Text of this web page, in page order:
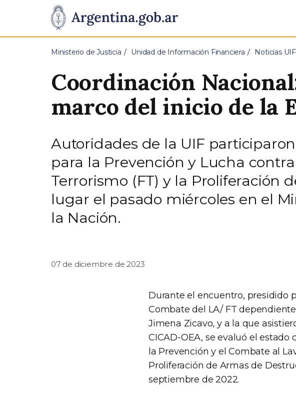
Presidencia
de
Pasar al contenido principal
Ministerio de Justicia Unidad de Información Financiera Noticias
Coordinación
marco del inicio de la
Autoridades de la UIF
para la Prevención y Lucha
Terrorismo (FT) y la Proliferación
lugar el pasado miércoles en el
la Nación.
07 de diciembre de 2023
Durante el encuentro, presidido
Combate del LA/ FT
Jimena Zicavo, y a la que
CICAD-OEA, se evaluó el
la Prevención y el Combate al
Proliferación de Armas de
septiembre de 2022.